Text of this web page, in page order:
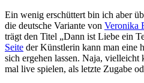
Ein wenig erschüttert bin ich aber
die deutsche Variante von Veronika
trägt den Titel „Dann ist Liebe ein
Seite der Künstlerin kann man eine
sich ergehen lassen. Naja, vielleicht
mal live spielen, als letzte Zugabe